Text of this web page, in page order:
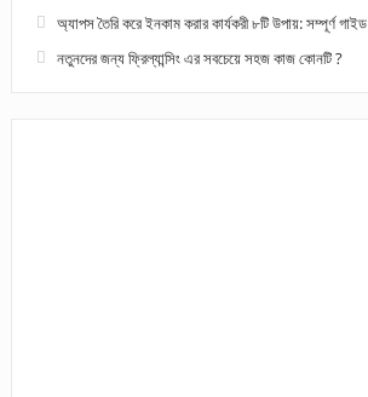
অ্যাপস তৈরি করে ইনকাম করার কার্যকরী ৮টি উপায়: সম্পূর্ণ গাইড
নতুনদের জন্য ফ্রিল্যান্সিং এর সবচেয়ে সহজ কাজ কোনটি ?